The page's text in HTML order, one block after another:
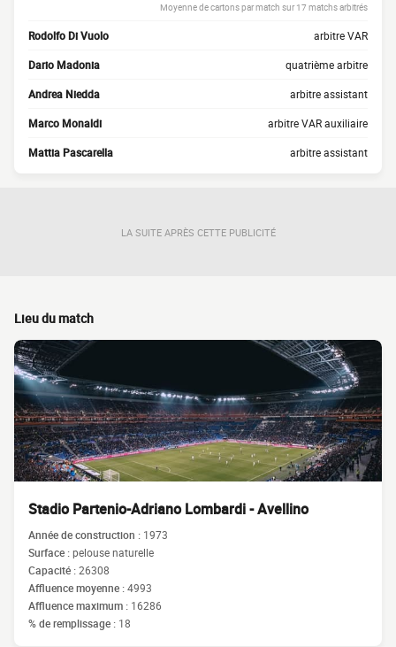
Moyenne de cartons par match sur 17 matchs arbitrés
Rodolfo Di Vuolo arbitre VAR
Dario Madonia quatrième arbitre
Andrea Niedda arbitre assistant
Marco Monaldi arbitre VAR auxiliaire
Mattia Pascarella arbitre assistant
LA SUITE APRÈS CETTE PUBLICITÉ
Lieu du match
Stadio Partenio-Adriano Lombardi - Avellino
Année de construction : 1973
Surface :pelouse naturelle
Capacité :26308
Affluence moyenne :4993
Affluence maximum : 16286
% de remplissage : 18